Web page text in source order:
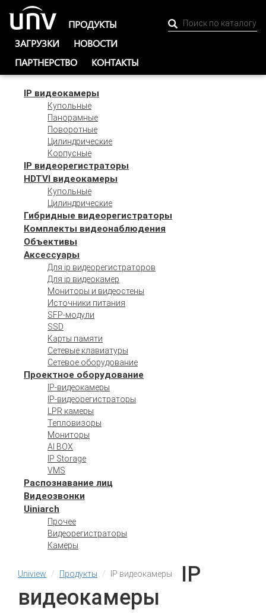
ПРОДУКТЫ
ЗАГРУЗКИ
НОВОСТИ
ПАРТНЕРСТВО
КОНТАКТЫ
IP видеокамеры
Купольные
Панорамные
Поворотные
Цилиндрические
Корпусные
IP видеорегистраторы
HDTVI видеокамеры
Купольные
Цилиндрические
Гибридные видеорегистраторы
Комплекты видеонаблюдения
Объективы
Аксессуары
Для ip видеорегистраторов
Для ip видеокамер
Мониторы и видеостены
Источники питания
SFP-модули
SSD
Карты памяти
Сетевые клавиатуры
Сетевое оборудование
Проектное оборудование
IP-видеокамеры
IP-видеорегистраторы
LPR камеры
Тепловизоры
Мониторы
AI BOX
IP Storage
VMS
Распознавание лиц
Видеозвонки
Uiniarch
Прочее
Видеорегистраторы
Камеры
Uniview Продукты IP видеокамеры
IP
видеокамеры